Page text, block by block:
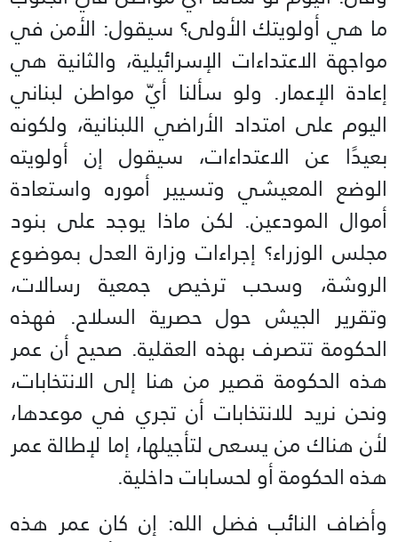
ما هي أولويتك الأولى؟ سيقول: الأمن في
مواجهة الاعتداءات الإسرائيلية، والثانية هي
إعادة الإعمار. ولو سألنا أيّ مواطن لبناني
اليوم على امتداد الأراضي اللبنانية، ولكونه
بعيدًا عن الاعتداءات، سيقول إن أولويته
الوضع المعيشي وتسيير أموره واستعادة
أموال المودعين. لكن ماذا يوجد على بنود
مجلس الوزراء؟ إجراءات وزارة العدل بموضوع
الروشة، وسحب ترخيص جمعية رسالات،
وتقرير الجيش حول حصرية السلاح. فهذه
الحكومة تتصرف بهذه العقلية. صحيح أن عمر
هذه الحكومة قصير من هنا إلى الانتخابات،
ونحن نريد للانتخابات أن تجري في موعدها،
لأن هناك من يسعى لتأجيلها، إما لإطالة عمر
هذه الحكومة أو لحسابات داخلية.
وأضاف النائب فضل الله: إن كان عمر هذه